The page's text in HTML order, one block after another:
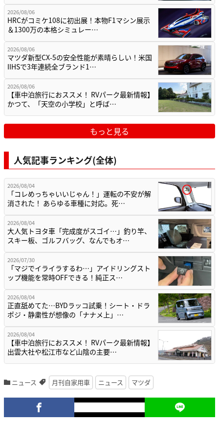
2026/08/06
HRCがコミケ108に初出展！本物F1マシン展示
＆1300万の本格シミュレー…
2026/08/06
マツダ新型CX-5の安全性能が素晴らしい！米国
IIHSで3年連続全ブランド1…
2026/08/06
【車中泊旅行におススメ！ RVパーク最新情報】
かつて、「天空の小学校」と呼ば…
もっと見る
人気記事ランキング(全体)
2026/08/04
「コレめっちゃいいじゃん！」運転の不安が解
消された！ あらゆる車種に対応。死…
2026/08/04
大人気トヨタ車「完成度がスゴイ…」釣り竿、
スキー板、ゴルフバッグ、なんでもオ…
2026/07/30
「マジでイライラするわ…」アイドリングスト
ップ機能を常時OFFできる！純正ス…
2026/08/04
正直舐めてた…BYDラッコ試乗！シート・ドラ
ポジ・静粛性が想像の「ナナメ上」…
2026/08/04
【車中泊旅行におススメ！ RVパーク最新情報】
出雲大社や松江市など山陰の主要…
ニュース 月刊自家用車 ニュース マツダ